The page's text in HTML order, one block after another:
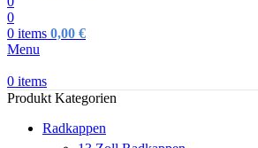
0
0 items 0,00 €
Menu
0 items
Produkt Kategorien
Radkappen